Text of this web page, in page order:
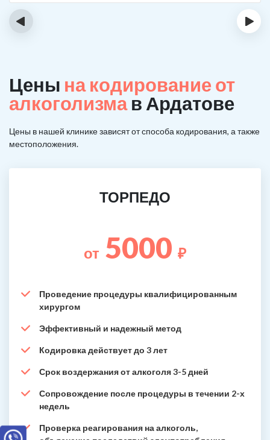
‹ ›
Цены на кодирование от
алкоголизмав Ардатове
Цены в нашей клинике зависят от способа кодирования, а также
местоположения.
ТОРПЕДО
от 5000 ₽
Проведение процедуры квалифицированным
хирургом
Эффективный и надежный метод
Кодировка действует до 3 лет
Срок воздержания от алкоголя 3-5 дней
Сопровождение после процедуры в течении 2-х
недель
Проверка реагирования на алкоголь,